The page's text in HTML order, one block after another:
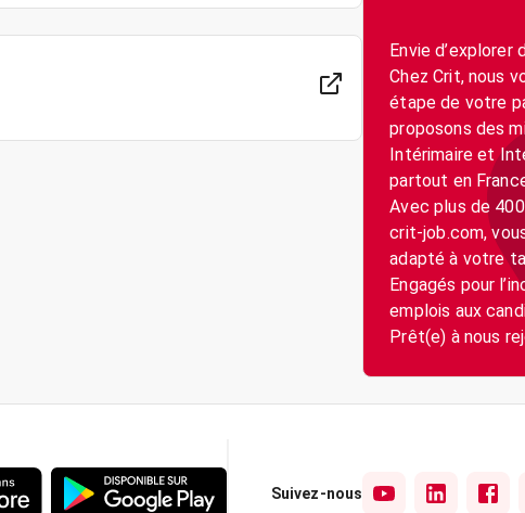
Envie
Chez Crit, nous
étape de votre
proposons des
Intérimaire et
partout en
Avec plus de
crit-job.com,
adapté à votre
Engagés pour
emplois aux
Suivez-nous